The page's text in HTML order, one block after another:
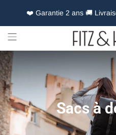
❤️ Garantie 2 ans 🚚
Sacs à